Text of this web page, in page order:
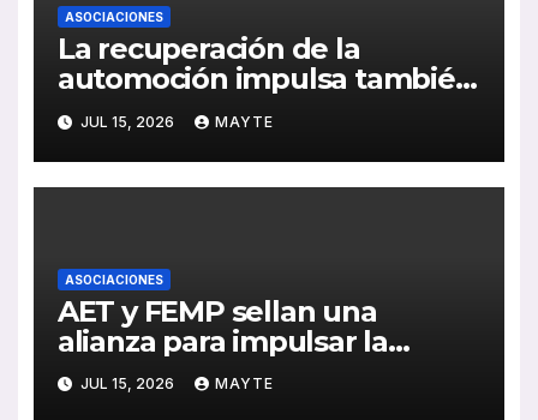
ASOCIACIONES
La recuperación de la
automoción impulsa también
al sector del autocar: récord
de inversión y avance de la
electrificación en 2025
JUL 15, 2026 MAYTE
ASOCIACIONES
AET y FEMP sellan una
alianza para impulsar la
movilidad inteligente en las
ciudades españolas
JUL 15, 2026 MAYTE